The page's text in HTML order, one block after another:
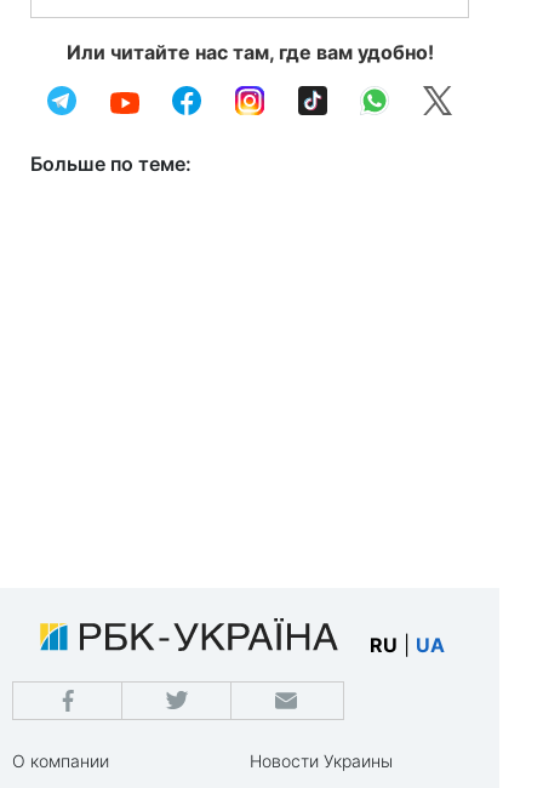
Или читайте нас там, где вам удобно!
Больше по теме:
RU UA
О компании
Новости Украины